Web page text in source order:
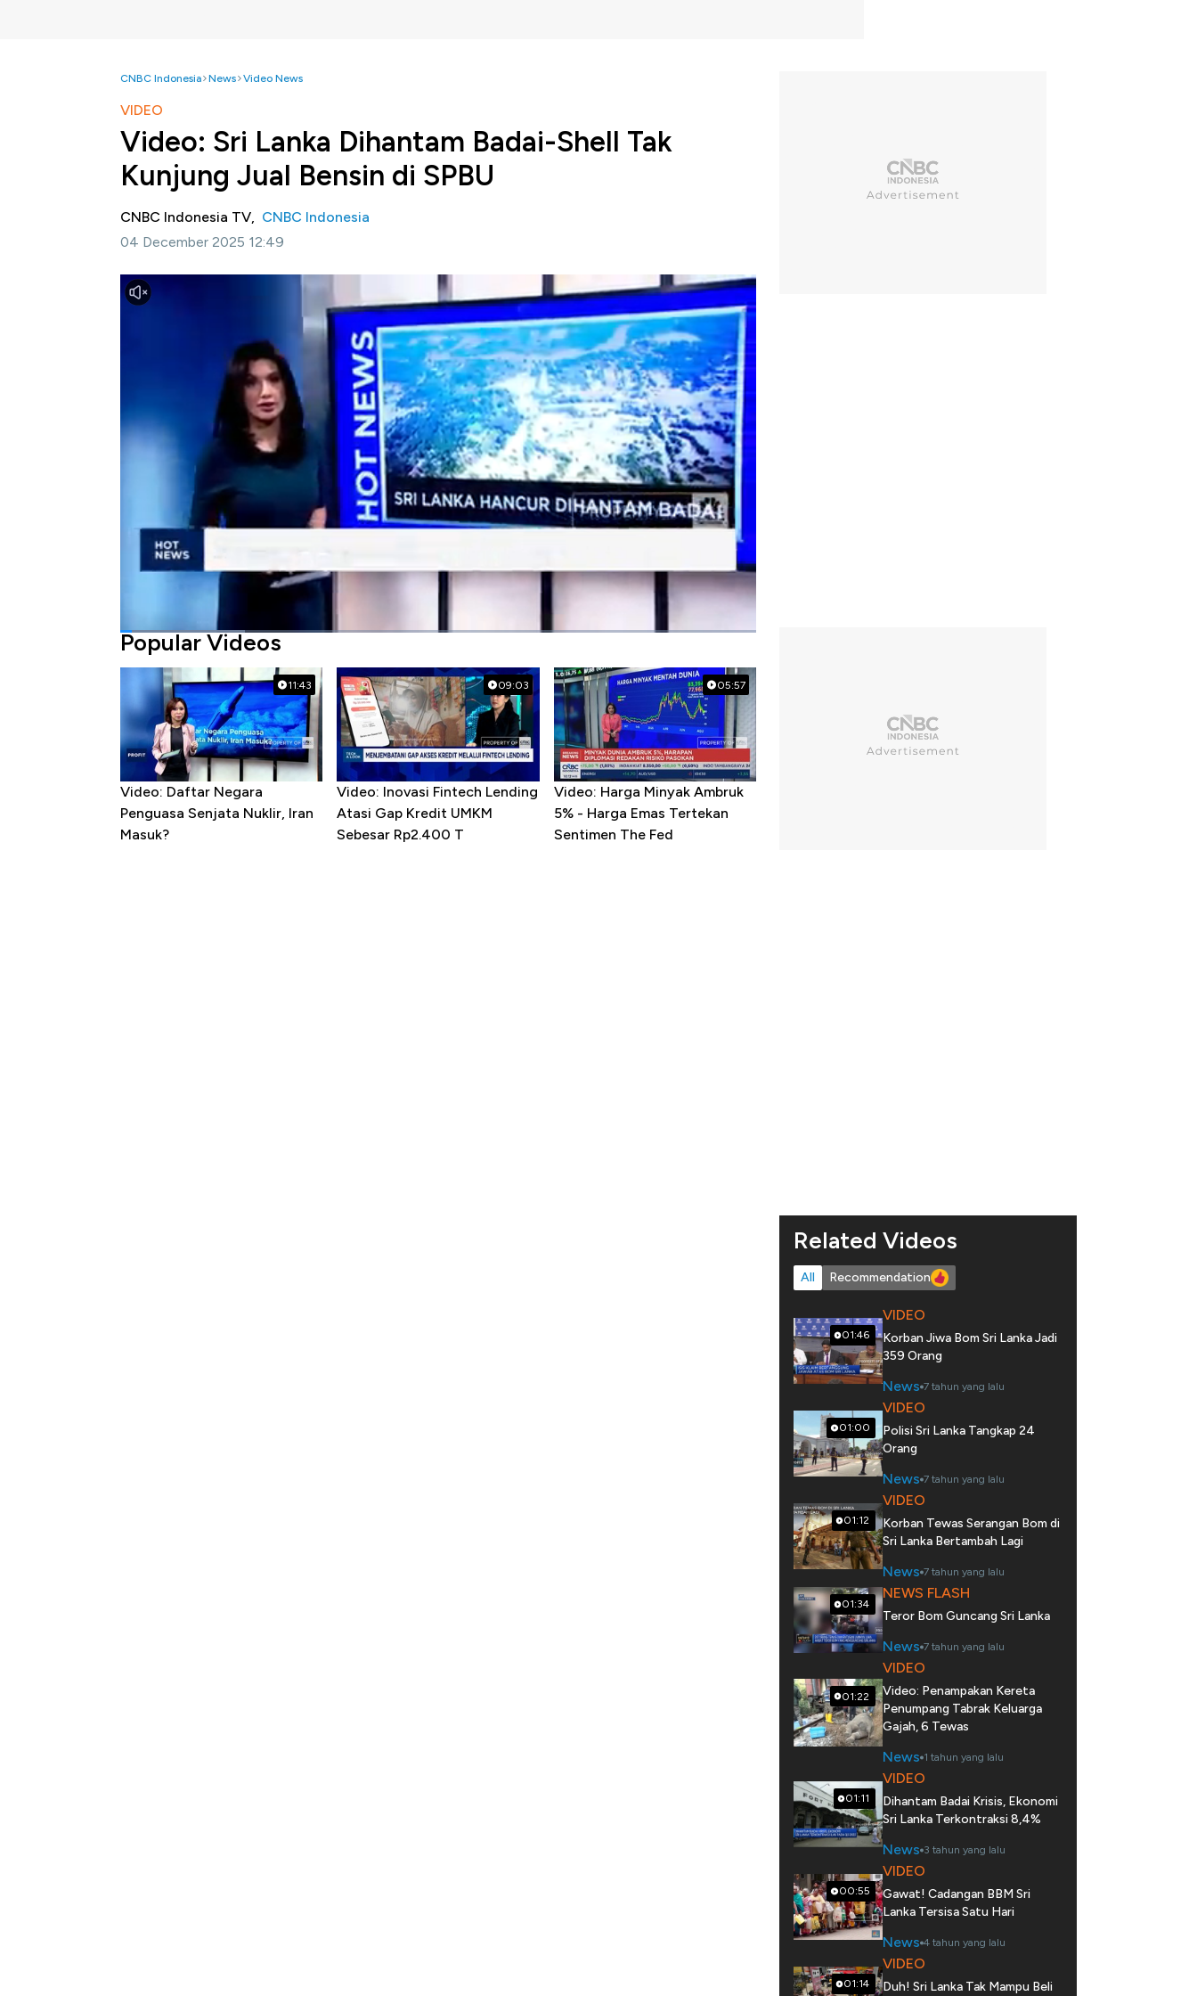
CNBC Indonesia News Video News
VIDEO
Video: Sri Lanka Dihantam Badai-Shell Tak
Kunjung Jual Bensin di SPBU
CNBC Indonesia TV, CNBC Indonesia
04 December 2025 12:49
Jakarta, CNBC Indonesia - Korban tewas akibat banjir dan tanah longsor yang dipicu oleh Siklon
Ditwah di Sri Lanka terus bertambah. Selain itu Kementerian Energi dan Sumber Daya Mineral atau
ESDM mengungkapkan alasan Shell belum kembali menjual bahan bakar minyak khususnya jenis
bensin di SPBU miliknya.
Simak informasi selengkapnya dalam program Profit CNBC Indonesia (Kamis 04/12/2025) berikut ini.
Bagikan:
#sri lanka #shell #banjir
Popular Videos
11:43
Video: Daftar Negara
Penguasa Senjata Nuklir, Iran
Masuk?
09:03
Video: Inovasi Fintech Lending
Atasi Gap Kredit UMKM
Sebesar Rp2.400 T
05:57
Video: Harga Minyak Ambruk
5% - Harga Emas Tertekan
Sentimen The Fed
Related Videos
All Recommendation
01:46
VIDEO
Korban Jiwa Bom Sri Lanka Jadi
359 Orang
News 7 tahun yang lalu
01:00
VIDEO
Polisi Sri Lanka Tangkap 24
Orang
News 7 tahun yang lalu
01:12
VIDEO
Korban Tewas Serangan Bom di
Sri Lanka Bertambah Lagi
News 7 tahun yang lalu
01:34
NEWS FLASH
Teror Bom Guncang Sri Lanka
News 7 tahun yang lalu
01:22
VIDEO
Video: Penampakan Kereta
Penumpang Tabrak Keluarga
Gajah, 6 Tewas
News 1 tahun yang lalu
01:11
VIDEO
Dihantam Badai Krisis, Ekonomi
Sri Lanka Terkontraksi 8,4%
News 3 tahun yang lalu
00:55
VIDEO
Gawat! Cadangan BBM Sri
Lanka Tersisa Satu Hari
News 4 tahun yang lalu
01:14
VIDEO
Duh! Sri Lanka Tak Mampu Beli